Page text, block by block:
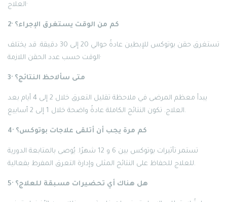
العلاج·
2· كم من الوقت يستغرق الإجراء؟
تستغرق حقن بوتوكس للإبطين عادةً حوالي 20 إلى 30 دقيقة. قد يختلف
الوقت حسب عدد الحقن اللازمة·
3· متى سألاحظ النتائج؟
يبدأ معظم المرضى في ملاحظة تقليل التعرق خلال 2 إلى 4 أيام بعد
العلاج. تكون النتائج الكاملة عادةً واضحة خلال 1 إلى 2 أسابيع.
4· كم مرة يجب أن أتلقى علاجات بوتوكس؟
تستمر تأثيرات بوتوكس بين 6 و 12 شهرًا. يُوصى بالمتابعة الدورية
للعلاج للحفاظ على النتائج المثلى وإدارة التعرق المفرط بفعالية.
5· هل هناك أي تحضيرات مسبقة للعلاج؟